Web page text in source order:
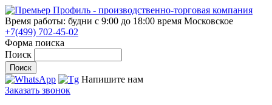
Время работы: будни с 9:00 до 18:00 время Московское
+7(499) 702-45-02
Форма поиска
Поиск
Напишите нам
Заказать звонок